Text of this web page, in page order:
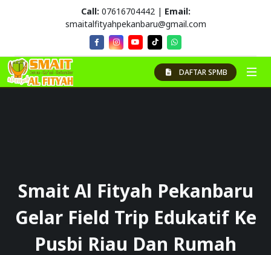
Call: 07616704442 | Email:
smaitalfityahpekanbaru@gmail.com
DAFTAR SPMB
Smait Al Fityah Pekanbaru
Gelar Field Trip Edukatif Ke
Pusbi Riau Dan Rumah